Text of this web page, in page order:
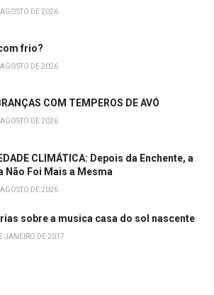
DE 2026
frio?
DE 2026
COM TEMPEROS DE AVÓ
DE 2026
CLIMÁTICA: Depois da Enchente, a
Não Foi Mais a Mesma
DE 2026
sobre a musica casa do sol nascente
JANEIRO DE 2017